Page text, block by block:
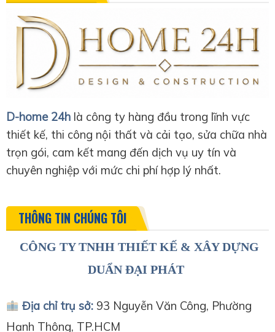
D-home 24h là công ty hàng đầu trong lĩnh vực
thiết kế, thi công nội thất và cải tạo, sửa chữa nhà
trọn gói, cam kết mang đến dịch vụ uy tín và
chuyên nghiệp với mức chi phí hợp lý nhất.
THÔNG TIN CHÚNG TÔI
CÔNG TY TNHH THIẾT KẾ & XÂY DỰNG
DUẨN ĐẠI PHÁT
Địa chỉ trụ sở:93 Nguyễn Văn Công, Phường
Hạnh Thông, TP.HCM